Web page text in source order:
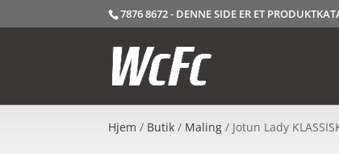
7876 8672 - DENNE SIDE ER ET
Hjem / Butik / Maling / Jotun Lady